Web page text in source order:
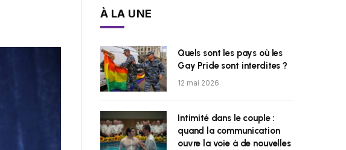
À LA UNE
Quels sont les pays où les
Gay Pride sont interdites ?
12 mai 2026
Intimité dans le couple :
quand la communication
ouvre la voie à de nouvelles